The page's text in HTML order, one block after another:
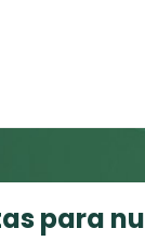
para